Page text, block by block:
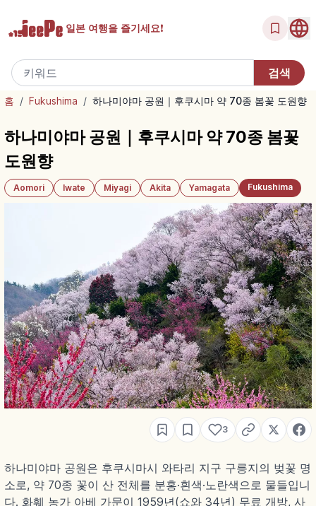
일본 여행을 즐기세요!
홈 / Fukushima / 하나미야마 공원｜후쿠시마 약 70종 봄꽃 도원향
하나미야마 공원｜후쿠시마 약 70종 봄꽃
도원향
Aomori Iwate Miyagi Akita Yamagata Fukushima
3
하나미야마 공원은 후쿠시마시 와타리 지구 구릉지의 벚꽃 명
소로, 약 70종 꽃이 산 전체를 분홍·흰색·노란색으로 물들입니
다. 화훼 농가 아베 가문이 1959년(쇼와 34년) 무료 개방, 사